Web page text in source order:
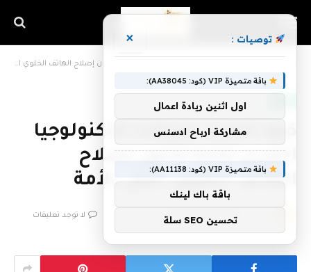
كيف أعادت شركات التكنولوجيا الكبرى كتابة قانون إصلاح الهاتف الخلوي الأول للأمة
كيف أعادت شركات التكنولوجيا
الكبرى كتابة قانون إصلاح
الهاتف الخلوي الأول للأمة
فريق اشراق التقنية لا توجد تعليقات
10 دقائق
توصيات : ×
باقة متميزة VIP (كود: AA38045):
اول اثنين ريادة اعمال
مشاركة ارباح ادسنس
باقة متميزة VIP (كود: AA11138):
باقة باك لينك
تحسين SEO سلة